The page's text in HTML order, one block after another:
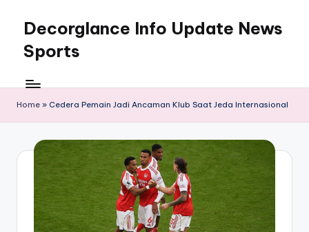
content
Decorglance Info Update News
Sports
adalah
sebuah
portal
olahraga
terupdate.
Home » Cedera Pemain Jadi Ancaman Klub Saat Jeda Internasional